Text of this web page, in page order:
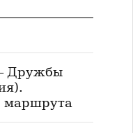
Дружбы
маршрута